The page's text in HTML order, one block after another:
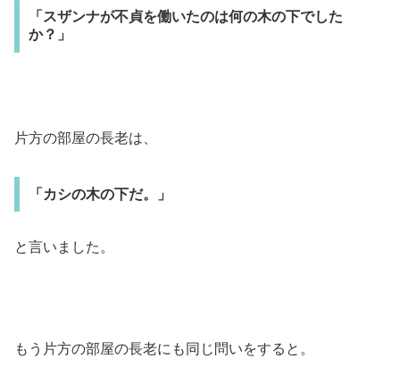
「スザンナが不貞を働いたのは何の木の下でした
か？」
片方の部屋の長老は、
「カシの木の下だ。」
と言いました。
もう片方の部屋の長老にも同じ問いをすると。